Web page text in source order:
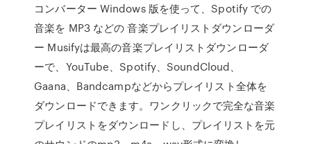
コンバーター Windows 版を使って、Spotify での
音楽を MP3 などの 音楽プレイリストダウンローダ
ー Musifyは最高の音楽プレイリストダウンローダ
ーで、YouTube、Spotify、SoundCloud、
Gaana、Bandcampなどからプレイリスト全体を
ダウンロードできます。ワンクリックで完全な音楽
プレイリストをダウンロードし、プレイリストを元